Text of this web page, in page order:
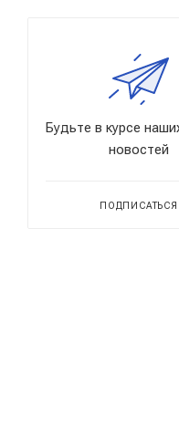
Будьте в курсе
новостей
ПОДПИСАТЬСЯ